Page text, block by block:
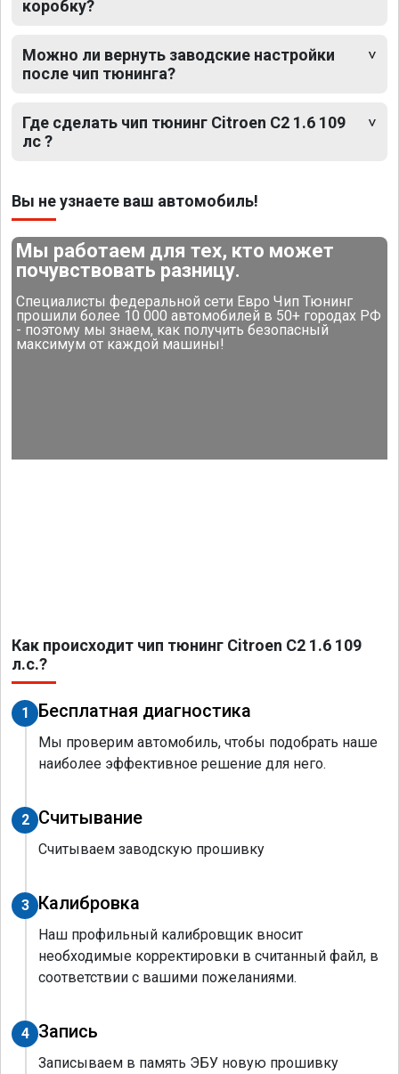
коробку?
Можно ли вернуть заводские настройки
после чип тюнинга?
Где сделать чип тюнинг Citroen C2 1.6 109
лс ?
Вы не узнаете ваш автомобиль!
Мы работаем для тех, кто может
почувствовать разницу.
Специалисты федеральной сети Евро Чип Тюнинг
прошили более 10 000 автомобилей в 50+ городах РФ
- поэтому мы знаем, как получить безопасный
максимум от каждой машины!
Как происходит чип тюнинг Citroen C2 1.6 109
л.с.?
1 Бесплатная диагностика
Мы проверим автомобиль, чтобы подобрать наше
наиболее эффективное решение для него.
2 Считывание
Считываем заводскую прошивку
3 Калибровка
Наш профильный калибровщик вносит
необходимые корректировки в считанный файл, в
соответствии с вашими пожеланиями.
4 Запись
Записываем в память ЭБУ новую прошивку